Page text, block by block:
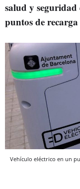
salud y seguridad
puntos de recarga
Vehículo eléctrico en un